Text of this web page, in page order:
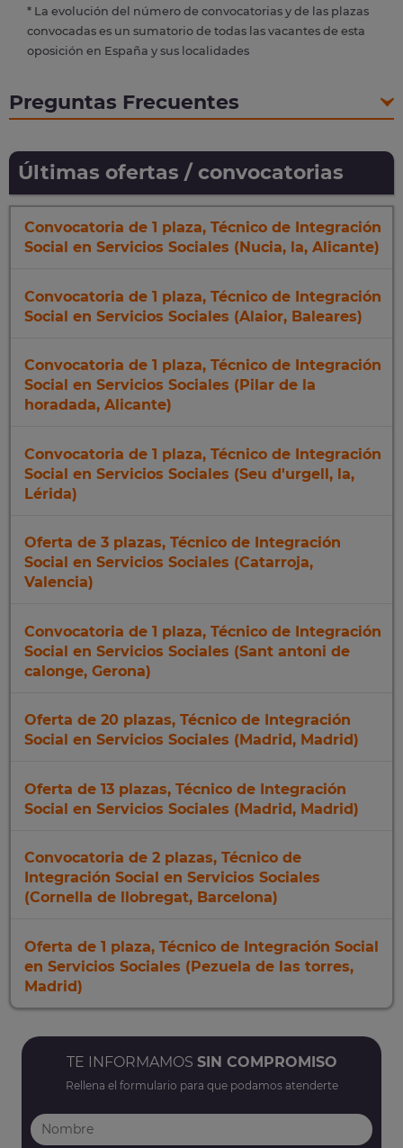
* La evolución del número de convocatorias y de las plazas
convocadas es un sumatorio de todas las vacantes de esta
oposición en España y sus localidades
Preguntas Frecuentes
Últimas ofertas / convocatorias
Convocatoria de 1 plaza, Técnico de Integración
Social en Servicios Sociales (Nucia, la, Alicante)
Convocatoria de 1 plaza, Técnico de Integración
Social en Servicios Sociales (Alaior, Baleares)
Convocatoria de 1 plaza, Técnico de Integración
Social en Servicios Sociales (Pilar de la
horadada, Alicante)
Convocatoria de 1 plaza, Técnico de Integración
Social en Servicios Sociales (Seu d'urgell, la,
Lérida)
Oferta de 3 plazas, Técnico de Integración
Social en Servicios Sociales (Catarroja,
Valencia)
Convocatoria de 1 plaza, Técnico de Integración
Social en Servicios Sociales (Sant antoni de
calonge, Gerona)
Oferta de 20 plazas, Técnico de Integración
Social en Servicios Sociales (Madrid, Madrid)
Oferta de 13 plazas, Técnico de Integración
Social en Servicios Sociales (Madrid, Madrid)
Convocatoria de 2 plazas, Técnico de
Integración Social en Servicios Sociales
(Cornella de llobregat, Barcelona)
Oferta de 1 plaza, Técnico de Integración Social
en Servicios Sociales (Pezuela de las torres,
Madrid)
TE INFORMAMOS SIN COMPROMISO
Rellena el formulario para que podamos atenderte